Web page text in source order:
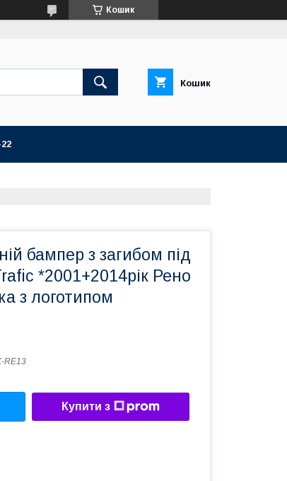
Кошик
Кошик
бампер з загибом під
*2001+2014рік Рено
з логотипом
RE13
Купити з